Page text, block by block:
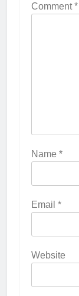
Comment*
Name *
Email *
Website